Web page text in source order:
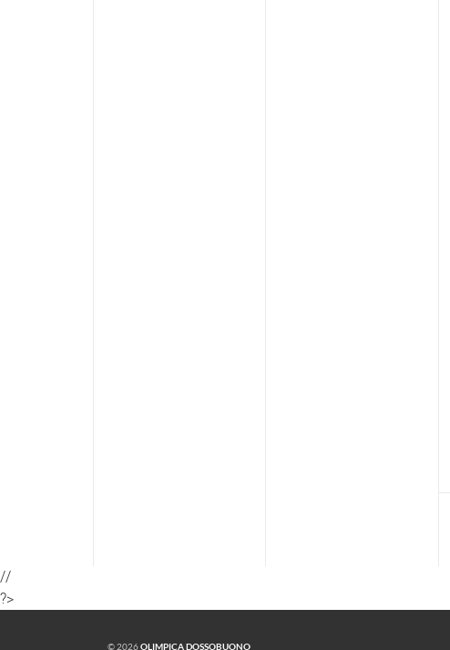
//
?>
© 2026OLIMPICA DOSSOBUONO